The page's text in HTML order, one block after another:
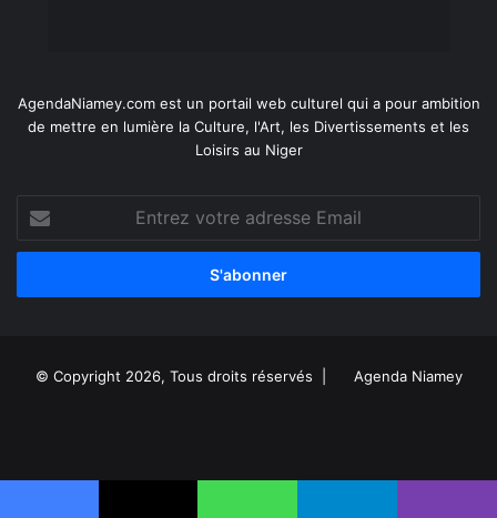
AgendaNiamey.com est un portail web culturel qui a pour ambition
de mettre en lumière la Culture, l'Art, les Divertissements et les
Loisirs au Niger
votre
adresse
© Copyright 2026, Tous droits réservés | Agenda Niamey